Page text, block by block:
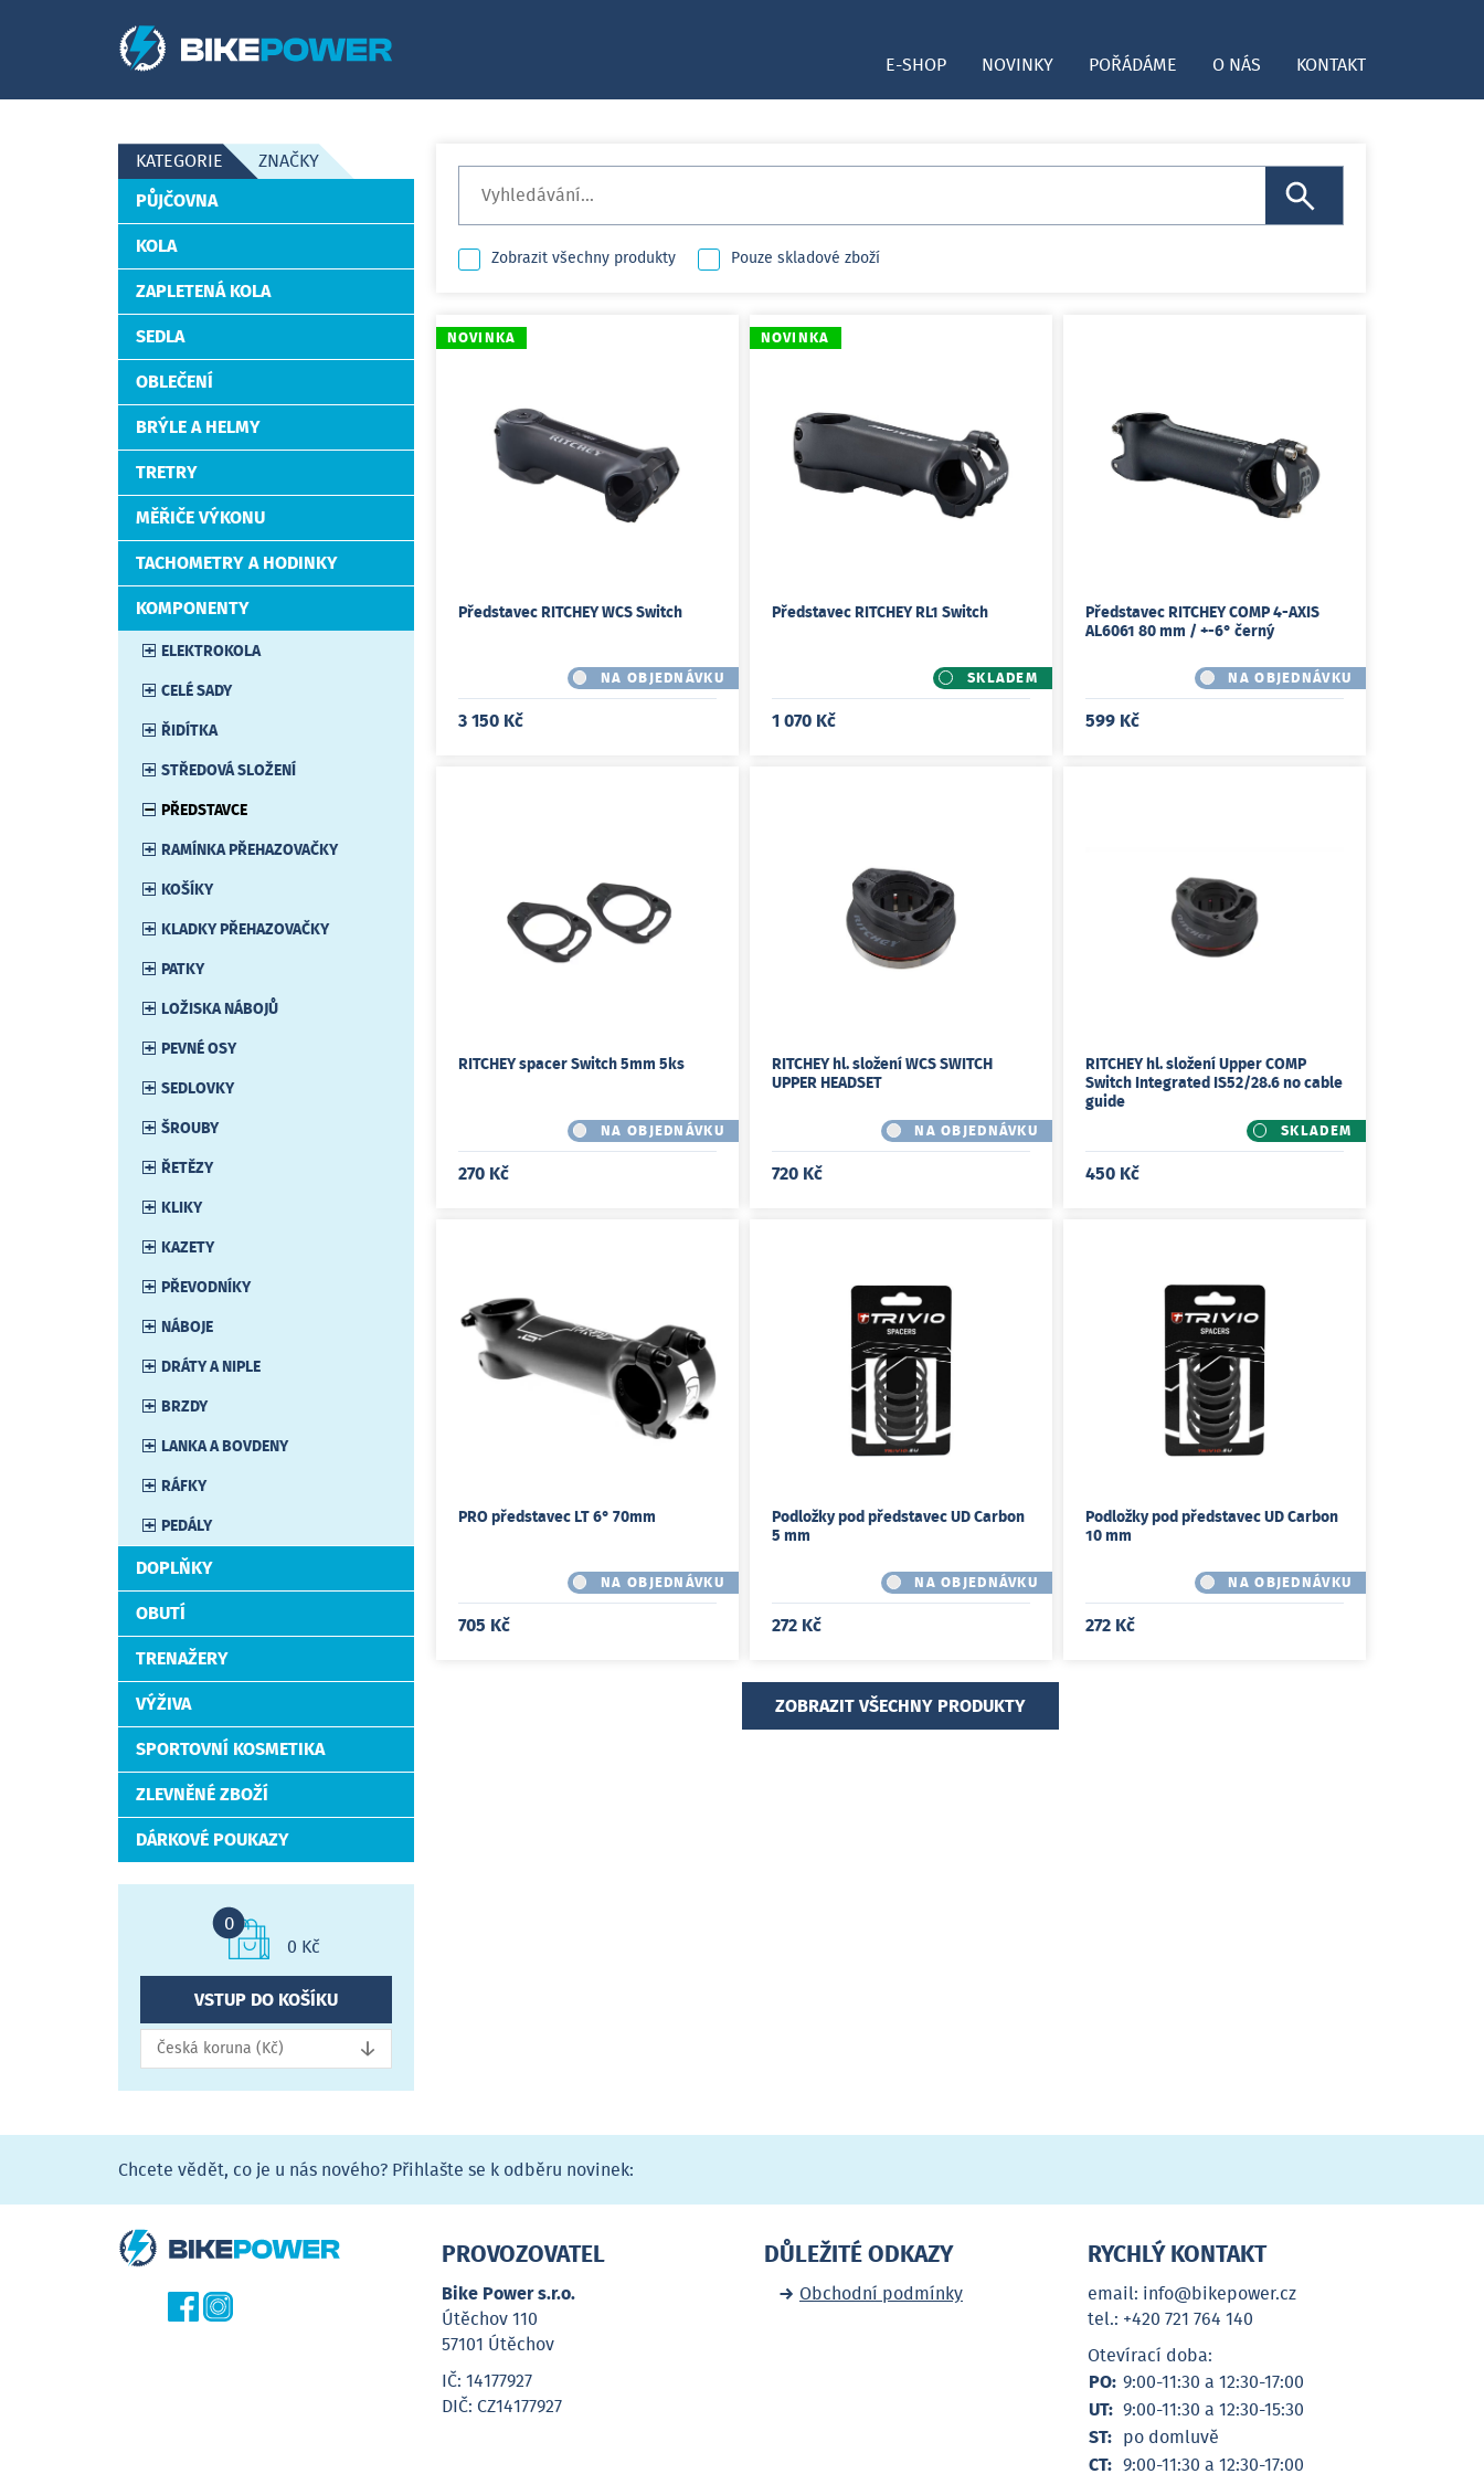
E-SHOP NOVINKY POŘÁDÁME O NÁS KONTAKT
KATEGORIE
ZNAČKY
PŮJČOVNA
KOLA
ZAPLETENÁ KOLA
SEDLA
OBLEČENÍ
BRÝLE A HELMY
TRETRY
MĚŘIČE VÝKONU
TACHOMETRY A HODINKY
KOMPONENTY
ELEKTROKOLA
CELÉ SADY
ŘIDÍTKA
STŘEDOVÁ SLOŽENÍ
PŘEDSTAVCE
RAMÍNKA PŘEHAZOVAČKY
KOŠÍKY
KLADKY PŘEHAZOVAČKY
PATKY
LOŽISKA NÁBOJŮ
PEVNÉ OSY
SEDLOVKY
ŠROUBY
ŘETĚZY
KLIKY
KAZETY
PŘEVODNÍKY
NÁBOJE
DRÁTY A NIPLE
BRZDY
LANKA A BOVDENY
RÁFKY
PEDÁLY
DOPLŇKY
OBUTÍ
TRENAŽERY
VÝŽIVA
SPORTOVNÍ KOSMETIKA
ZLEVNĚNÉ ZBOŽÍ
DÁRKOVÉ POUKAZY
0
0 Kč
VSTUP DO KOŠÍKU
Česká koruna (Kč) ↓
Zobrazit všechny produkty Pouze skladové zboží
NOVINKA
Představec RITCHEY WCS Switch
NA OBJEDNÁVKU
3 150 Kč
NOVINKA
Představec RITCHEY RL1 Switch
SKLADEM
1 070 Kč
Představec RITCHEY COMP 4-AXIS
AL6061 80 mm / +-6° černý
NA OBJEDNÁVKU
599 Kč
RITCHEY spacer Switch 5mm 5ks
NA OBJEDNÁVKU
270 Kč
RITCHEY hl. složení WCS SWITCH
UPPER HEADSET
NA OBJEDNÁVKU
720 Kč
RITCHEY hl. složení Upper COMP
Switch Integrated IS52/28.6 no cable
guide
SKLADEM
450 Kč
PRO představec LT 6° 70mm
NA OBJEDNÁVKU
705 Kč
Podložky pod představec UD Carbon
5 mm
NA OBJEDNÁVKU
272 Kč
Podložky pod představec UD Carbon
10 mm
NA OBJEDNÁVKU
272 Kč
ZOBRAZIT VŠECHNY PRODUKTY
Chcete vědět, co je u nás nového? Přihlašte se k odběru novinek:
PROVOZOVATEL
Bike Power s.r.o.
Útěchov 110
57101 Útěchov
IČ: 14177927
DIČ: CZ14177927
DŮLEŽITÉ ODKAZY
Obchodní podmínky
RYCHLÝ KONTAKT
email: info@bikepower.cz
tel.: +420 721 764 140
Otevírací doba:
PO: 9:00-11:30 a 12:30-17:00
UT: 9:00-11:30 a 12:30-15:30
ST: po domluvě
CT: 9:00-11:30 a 12:30-17:00